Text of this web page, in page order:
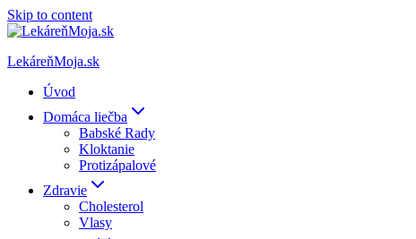
Skip to content
LekáreňMoja.sk
Úvod
Domáca liečba
Babské Rady
Kloktanie
Protizápalové
Zdravie
Cholesterol
Vlasy